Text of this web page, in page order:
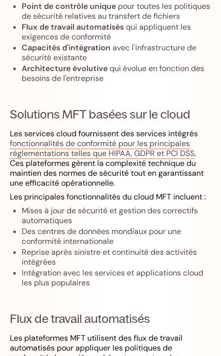
Point de contrôle unique pour toutes les politiques
de sécurité relatives au transfert de fichiers
Flux de travail automatisésqui appliquent les
exigences de conformité
Capacités d'intégration avec l'infrastructure de
sécurité existante
Architecture évolutivequi évolue en fonction des
besoins de l'entreprise
Solutions MFT basées sur le cloud
Les services cloud fournissent des services intégrés
fonctionnalités de conformité pour les principales
réglementations telles que HIPAA, GDPR et PCI DSS.
Ces plateformes gèrent la complexité technique du
maintien des normes de sécurité tout en garantissant
une efficacité opérationnelle.
Les principales fonctionnalités du cloud MFT incluent :
Mises à jour de sécurité et gestion des correctifs
automatiques
Des centres de données mondiaux pour une
conformité internationale
Reprise après sinistre et continuité des activités
intégrées
Intégration avec les services et applications cloud
les plus populaires
Flux de travail automatisés
Les plateformes MFT utilisent des flux de travail
automatisés pour appliquer les politiques de